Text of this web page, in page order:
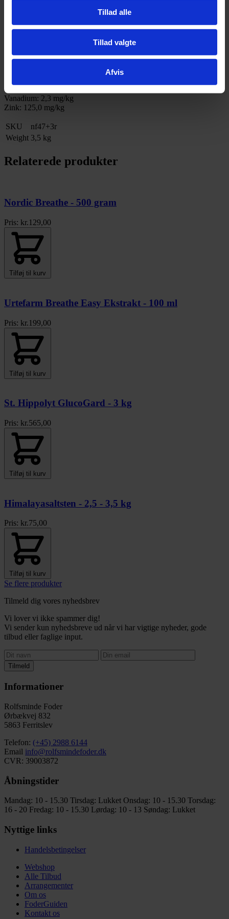
Tillad alle
Tillad valgte
Afvis
Kobber: 5,5 mg/kg
Fluor: 200,0 mg/kg
Mangan: 30,0 mg/kg
Jod: 600,0 mg/kg
Selen: 0,1 mg/kg
Vanadium: 2,3 mg/kg
Zink: 125,0 mg/kg
SKU
nf47+3r
Weight 3,5 kg
Relaterede produkter
Nordic Breathe - 500 gram
Pris: kr.129,00
Tilføj til kurv
Urtefarm Breathe Easy Ekstrakt - 100 ml
Pris: kr.199,00
Tilføj til kurv
St. Hippolyt GlucoGard - 3 kg
Pris: kr.565,00
Tilføj til kurv
Himalayasaltsten - 2,5 - 3,5 kg
Pris: kr.75,00
Tilføj til kurv
Se flere produkter
Tilmeld dig vores nyhedsbrev
Vi lover vi ikke spammer dig!
Vi sender kun nyhedsbreve ud når vi har vigtige nyheder, gode
tilbud eller faglige input.
Tilmeld
Informationer
Rolfsminde Foder
Ørbækvej 832
5863 Ferritslev
Telefon: (+45) 2988 6144
Email info@rolfsmindefoder.dk
CVR: 39003872
Åbningstider
Mandag: 10 - 15.30 Tirsdag: Lukket Onsdag: 10 - 15.30 Torsdag:
16 - 20 Fredag: 10 - 15.30 Lørdag: 10 - 13 Søndag: Lukket
Nyttige links
Handelsbetingelser
Webshop
Alle Tilbud
Arrangementer
Om os
FoderGuiden
Kontakt os